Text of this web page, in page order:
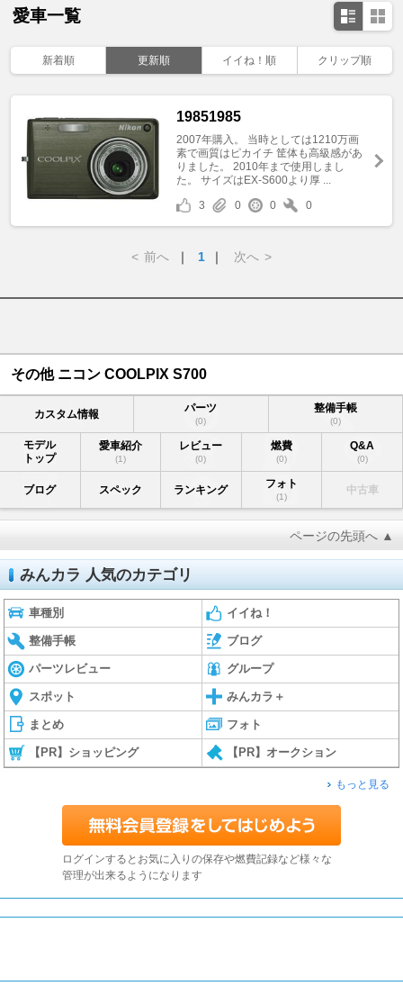
愛車一覧
新着順 更新順 イイね！順 クリップ順
19851985
2007年購入。 当時としては1210万画
素で画質はピカイチ 筐体も高級感があ
りました。 2010年まで使用しまし
た。 サイズはEX-S600より厚 ...
3
0 0 0
< 前へ ｜ 1 ｜ 次へ >
その他 ニコン COOLPIX S700
カスタム情報 パーツ
(0)
整備手帳
(0)
モデル
トップ
愛車紹介
(1)
レビュー
(0)
燃費
(0)
Q&A
(0)
ブログ スペック ランキング フォト
(1)
中古車
ページの先頭へ ▲
みんカラ 人気のカテゴリ
車種別 イイね！
整備手帳 ブログ
パーツレビュー グループ
スポット みんカラ＋
まとめ フォト
【PR】ショッピング 【PR】オークション
もっと見る
ログインするとお気に入りの保存や燃費記録など様々な
管理が出来るようになります